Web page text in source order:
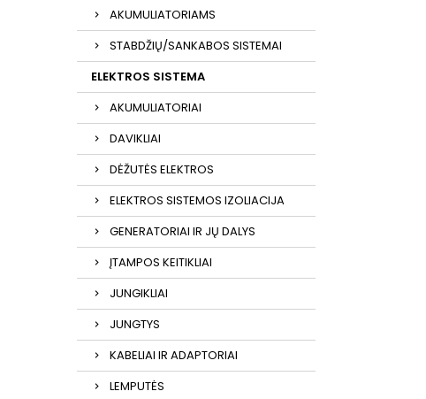
AKUMULIATORIAMS
STABDŽIŲ/SANKABOS SISTEMAI
ELEKTROS SISTEMA
AKUMULIATORIAI
DAVIKLIAI
DĖŽUTĖS ELEKTROS
ELEKTROS SISTEMOS IZOLIACIJA
GENERATORIAI IR JŲ DALYS
ĮTAMPOS KEITIKLIAI
JUNGIKLIAI
JUNGTYS
KABELIAI IR ADAPTORIAI
LEMPUTĖS